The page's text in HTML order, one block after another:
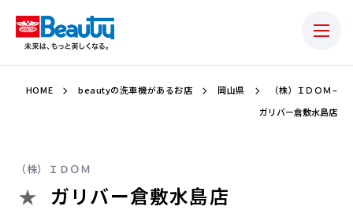
HOME beautyの洗車機があるお店 岡山県
（株）ＩＤＯＭ –
ガリバー倉敷水島店
（株）ＩＤＯＭ
ガリバー倉敷水島店